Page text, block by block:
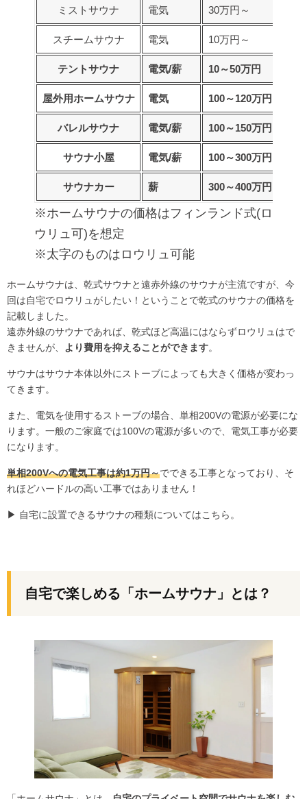
ミストサウナ 電気 30万円～
スチームサウナ 電気 10万円～
テントサウナ 電気/薪 10～50万円
屋外用ホームサウナ 電気 100～120万円
バレルサウナ 電気/薪 100～150万円
サウナ小屋 電気/薪 100～300万円
サウナカー 薪 300～400万円
※ホームサウナの価格はフィンランド式(ロ
ウリュ可)を想定
※太字のものはロウリュ可能
ホームサウナは、乾式サウナと遠赤外線のサウナが主流ですが、今
回は自宅でロウリュがしたい！ということで乾式のサウナの価格を
記載しました。
遠赤外線のサウナであれば、乾式ほど高温にはならずロウリュはで
きませんが、 より費用を抑えることができます。
サウナはサウナ本体以外にストーブによっても大きく価格が変わっ
てきます。
また、電気を使用するストーブの場合、単相200Vの電源が必要にな
ります。一般のご家庭では100Vの電源が多いので、電気工事が必要
になります。
単相200Vへの電気工事は約1万円～でできる工事となっており、そ
れほどハードルの高い工事ではありません！
▶ 自宅に設置できるサウナの種類についてはこちら。
自宅で楽しめる「ホームサウナ」とは？